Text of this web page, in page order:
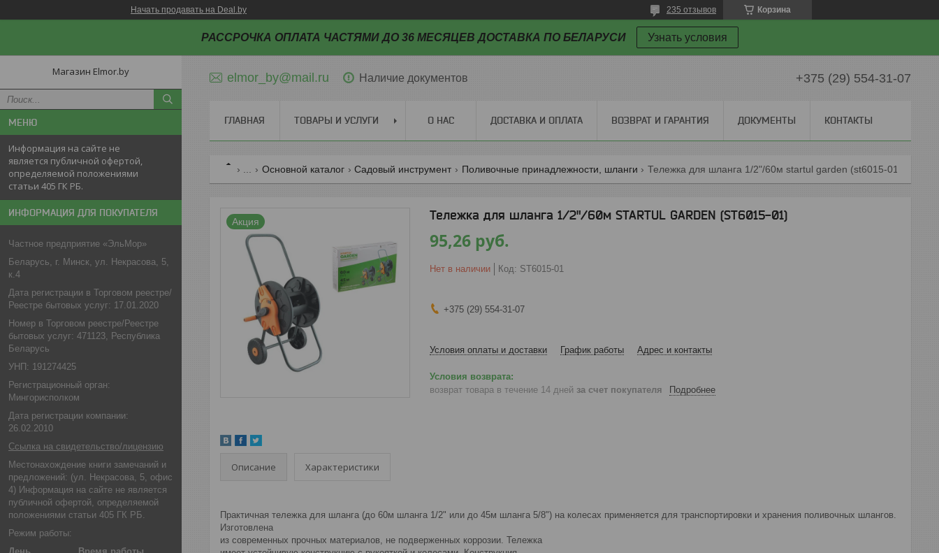
Начать продавать на Deal.by Корзина
235 отзывов
РАССРОЧКА ОПЛАТА ЧАСТЯМИ ДО 36 МЕСЯЦЕВ ДОСТАВКА ПО БЕЛАРУСИ Узнать условия
Магазин Elmor.by
Информация на сайте не
является публичной офертой,
определяемой положениями
статьи 405 ГК РБ.
ИНФОРМАЦИЯ ДЛЯ ПОКУПАТЕЛЯ
Частное предприятие «ЭльМор»
Беларусь, г. Минск, ул. Некрасова, 5,
к.4
Дата регистрации в Торговом реестре/
Реестре бытовых услуг: 17.01.2020
Номер в Торговом реестре/Реестре
бытовых услуг: 471123, Республика
Беларусь
УНП: 191274425
Регистрационный орган:
Мингорисполком
Дата регистрации компании:
26.02.2010
Ссылка на свидетельство/лицензию
Местонахождение книги замечаний и
предложений: (ул. Некрасова, 5, офис
4) Информация на сайте не является
публичной офертой, определяемой
положениями статьи 405 ГК РБ.
Режим работы:
elmor_by@mail.ru Наличие документов +375 (29) 554-31-07
ГЛАВНАЯ ТОВАРЫ И УСЛУГИ О НАС ДОСТАВКА И ОПЛАТА ВОЗВРАТ И ГАРАНТИЯ ДОКУМЕНТЫ КОНТАКТЫ
Основной каталог Садовый инструмент Поливочные принадлежности, шланги Тележка для шланга 1/2"/60м startul garden (st6015-01)
Акция Тележка для шланга 1/2"/60м STARTUL GARDEN (ST6015-01)
95,26 руб.
Нет в наличии Код: ST6015-01
+375 (29) 554-31-07
Условия оплаты и доставки График работы Адрес и контакты
возврат товара в течение 14 дней за счет покупателя Подробнее
Описание Характеристики
Практичная тележка для шланга (до 60м шланга 1/2" или до 45м шланга 5/8") на колесах применяется для транспортировки и хранения поливочных шлангов.
Изготовлена
из современных прочных материалов, не подверженных коррозии. Тележка